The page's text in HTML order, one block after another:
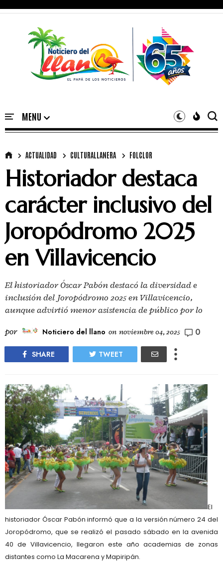
ACTUALIDAD CULTURALLANERA FOLCLOR
Historiador destaca
carácter inclusivo del
Joropódromo 2025
en Villavicencio
El historiador Óscar Pabón destacó la diversidad e
inclusión del Joropódromo 2025 en Villavicencio,
aunque advirtió menor asistencia de público por lo
por Noticiero del llano on noviembre 04, 2025 0
SHARE TWEET
El
historiador Óscar Pabón informó que a la versión número 24 del
Joropódromo, que se realizó el pasado sábado en la avenida
40 de Villavicencio, llegaron este año academias de zonas
distantes como La Macarena y Mapiripán.